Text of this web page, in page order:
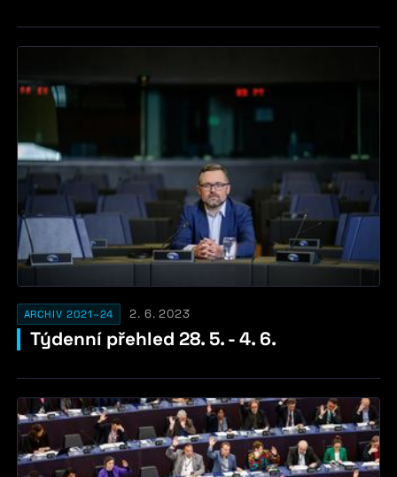
ARCHIV 2021–24 2. 6. 2023
Týdenní přehled 28. 5. - 4. 6.